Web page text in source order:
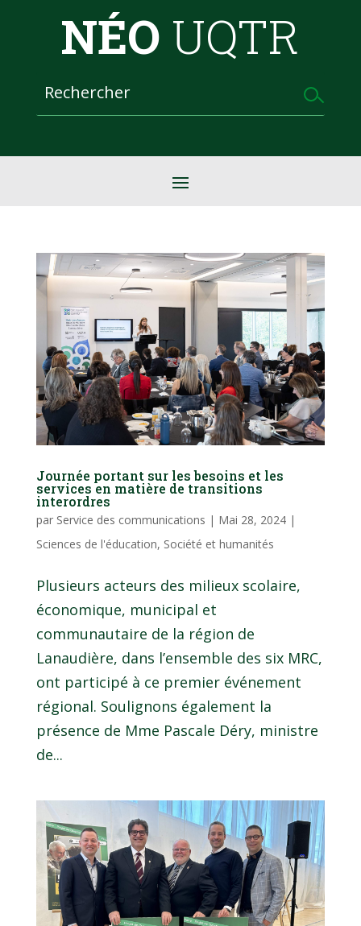
NÉO UQTR
Journée portant sur les besoins et les
services en matière de transitions
interordres
par Service des communications | Mai 28, 2024|
Sciences de l'éducation, Société et humanités
Plusieurs acteurs des milieux scolaire,
économique, municipal et
communautaire de la région de
Lanaudière, dans l’ensemble des six MRC,
ont participé à ce premier événement
régional. Soulignons également la
présence de Mme Pascale Déry, ministre
de...